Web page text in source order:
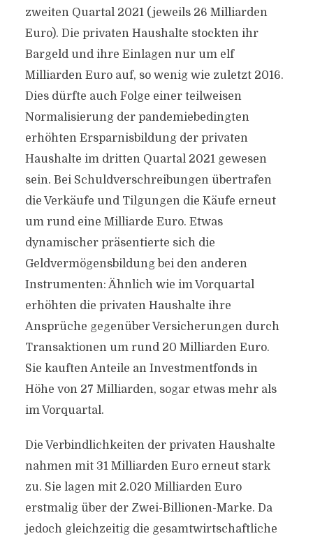
zweiten Quartal 2021 (jeweils 26 Milliarden
Euro). Die privaten Haushalte stockten ihr
Bargeld und ihre Einlagen nur um elf
Milliarden Euro auf, so wenig wie zuletzt 2016.
Dies dürfte auch Folge einer teilweisen
Normalisierung der pandemiebedingten
erhöhten Ersparnisbildung der privaten
Haushalte im dritten Quartal 2021 gewesen
sein. Bei Schuldverschreibungen übertrafen
die Verkäufe und Tilgungen die Käufe erneut
um rund eine Milliarde Euro. Etwas
dynamischer präsentierte sich die
Geldvermögensbildung bei den anderen
Instrumenten: Ähnlich wie im Vorquartal
erhöhten die privaten Haushalte ihre
Ansprüche gegenüber Versicherungen durch
Transaktionen um rund 20 Milliarden Euro.
Sie kauften Anteile an Investmentfonds in
Höhe von 27 Milliarden, sogar etwas mehr als
im Vorquartal.
Die Verbindlichkeiten der privaten Haushalte
nahmen mit 31 Milliarden Euro erneut stark
zu. Sie lagen mit 2.020 Milliarden Euro
erstmalig über der Zwei-Billionen-Marke. Da
jedoch gleichzeitig die gesamtwirtschaftliche